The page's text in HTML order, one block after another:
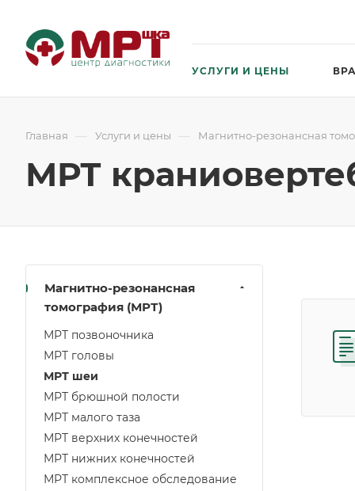
УСЛУГИ И ЦЕНЫ
Главная — Услуги и цены — Магнитно-резонансная
МРТ
Магнитно-резонансная
томография (МРТ)
МРТ позвоночника
МРТ головы
МРТ шеи
МРТ брюшной полости
МРТ малого таза
МРТ верхних конечностей
МРТ нижних конечностей
МРТ комплексное обследование